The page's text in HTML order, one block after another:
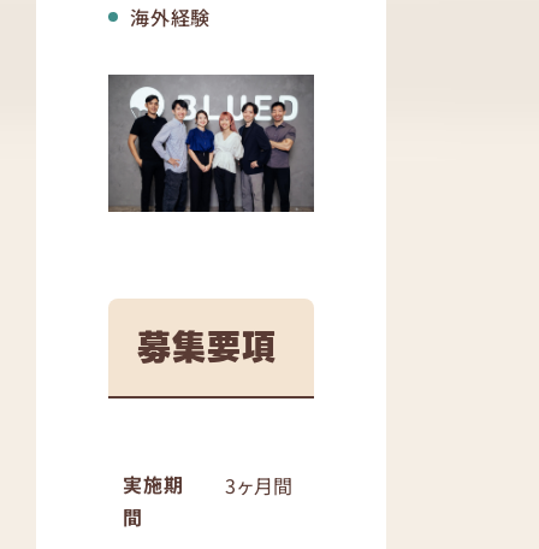
海外経験
募集要項
実施期
間
3ヶ月間